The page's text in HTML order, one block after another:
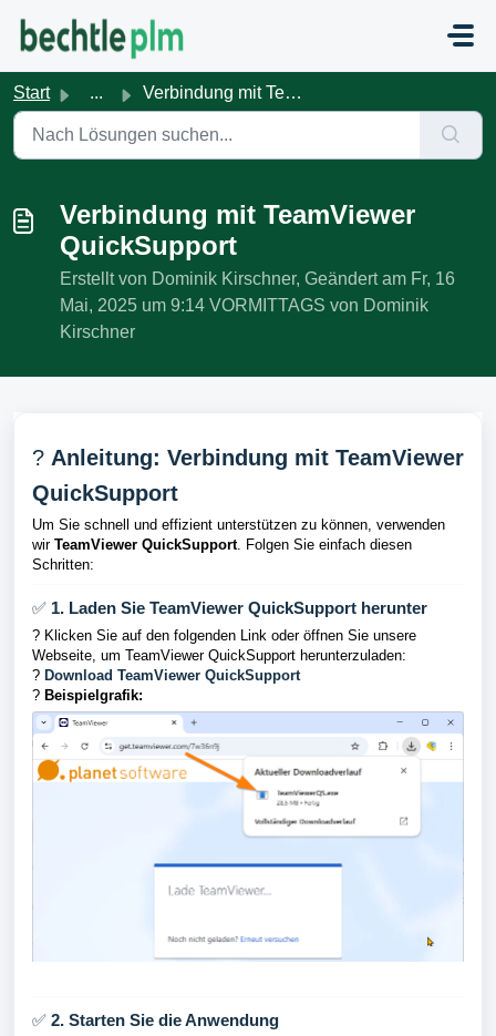
Start ... Verbindung mit TeamViewer QuickSupport
Verbindung mit TeamViewer
QuickSupport
Erstellt von Dominik Kirschner, Geändert am Fr, 16
Mai, 2025 um 9:14 VORMITTAGS von Dominik
Kirschner
? Anleitung: Verbindung mit TeamViewer
QuickSupport
Um Sie schnell und effizient unterstützen zu können, verwenden
wir TeamViewer QuickSupport. Folgen Sie einfach diesen
Schritten:
✅ 1. Laden Sie TeamViewer QuickSupport herunter
? Klicken Sie auf den folgenden Link oder öffnen Sie unsere
Webseite, um TeamViewer QuickSupport herunterzuladen:
? Download TeamViewer QuickSupport
? Beispielgrafik:
✅ 2. Starten Sie die Anwendung